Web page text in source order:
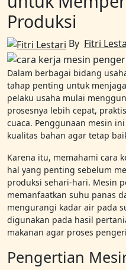
Produksi
By Fitri
Dalam berbagai bidang usaha, proses pengeringan menjadi
tahap penting untuk
pelaku usaha mulai
prosesnya lebih cepat,
cuaca. Penggunaan mesin
kualitas bahan agar tetap
Karena itu, memahami cara
hal yang penting sebelum
produksi sehari-hari. Mesin
memanfaatkan suhu panas
mengurangi kadar air pada
digunakan pada hasil
makanan agar proses
Pengertian